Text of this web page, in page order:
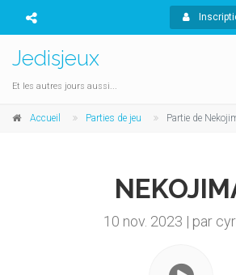
Jedisjeux
Et les autres jours aussi...
Accueil Parties de jeu Partie de
10 nov. 2023 | par